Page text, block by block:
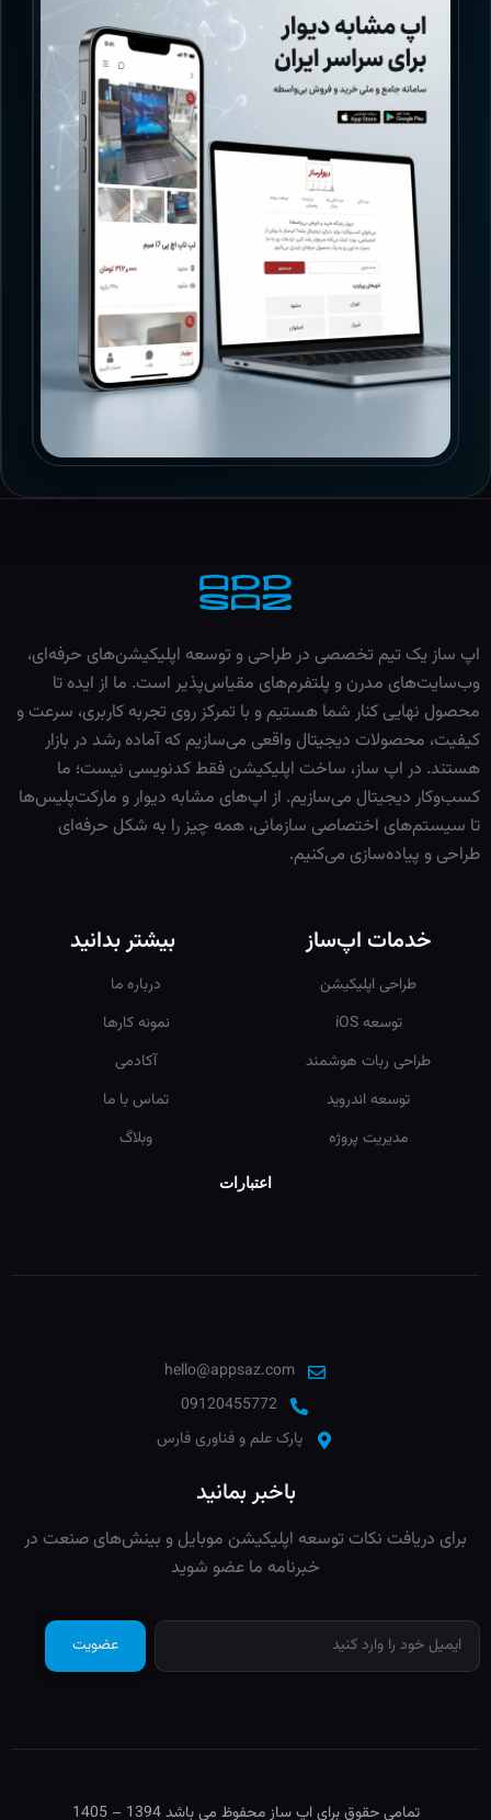
اپ ساز یک تیم تخصصی در طراحی و توسعه اپلیکیشن‌های حرفه‌ای،
وب‌سایت‌های مدرن و پلتفرم‌های مقیاس‌پذیر است. ما از ایده تا
محصول نهایی کنار شما هستیم و با تمرکز روی تجربه کاربری، سرعت و
کیفیت، محصولات دیجیتال واقعی می‌سازیم که آماده رشد در بازار
هستند. در اپ ساز، ساخت اپلیکیشن فقط کدنویسی نیست؛ ما
کسب‌وکار دیجیتال می‌سازیم. از اپ‌های مشابه دیوار و مارکت‌پلیس‌ها
تا سیستم‌های اختصاصی سازمانی، همه چیز را به شکل حرفه‌ای
طراحی و پیاده‌سازی می‌کنیم.
خدمات اپ‌ساز
طراحی اپلیکیشن
توسعه iOS
طراحی ربات هوشمند
توسعه اندروید
مدیریت پروژه
بیشتر بدانید
درباره ما
نمونه کارها
آکادمی
تماس با ما
وبلاگ
اعتبارات
hello@appsaz.com
09120455772
پارک علم و فناوری فارس
باخبر بمانید
برای دریافت نکات توسعه اپلیکیشن موبایل و بینش‌های صنعت در
خبرنامه ما عضو شوید
عضویت
تمامی حقوق برای اپ ساز محفوظ می باشد 1394 – 1405